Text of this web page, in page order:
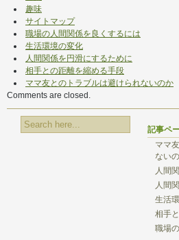
趣味
サイトマップ
職場の人間関係を良くするには
生活環境の変化
人間関係を円滑にするために
相手との距離を縮める手段
ママ友とのトラブルは避けられないのか
Comments are closed.
記事ペ
ママ
ない
人間
人間
生活
相手
職場